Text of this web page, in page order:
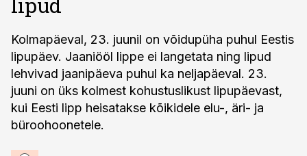
Kolmapäeval, 23. juunil on võidupüha puhul Eestis
lipupäev. Jaaniööl lippe ei langetata ning lipud
lehvivad jaanipäeva puhul ka neljapäeval. 23.
juuni on üks kolmest kohustuslikust lipupäevast,
kui Eesti lipp heisatakse kõikidele elu-, äri- ja
büroohoonetele.